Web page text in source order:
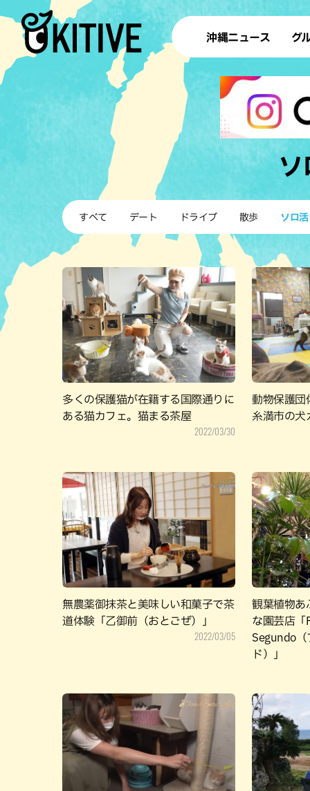
沖縄ニュース グ
ラ
テイ
すし
沖
ステー
その他
ブッフェ
ハン
ソ
すべて デート ドライブ 散歩 ソロ活
多くの保護猫が在籍する国際通りに
ある猫カフェ。猫まる茶屋
2022/03/30
動物保護団
糸満市の犬
無農薬御抹茶と美味しい和菓子で茶
道体験「乙御前（おとごぜ）」
2022/03/05
観葉植物あ
な園芸店「
Segundo（
ド）」